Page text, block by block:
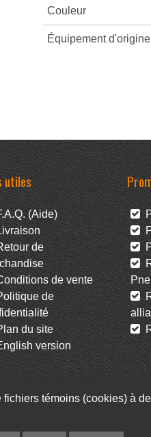
Couleur
Équipement
utiles
(Aide)
de
de vente
de
du site
version
témoins (cookies) à